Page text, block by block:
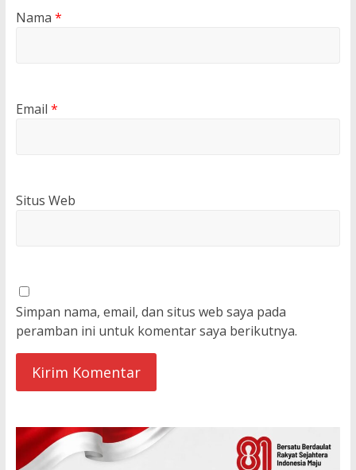
Nama *
Email *
Situs Web
Simpan nama, email, dan situs web saya pada
peramban ini untuk komentar saya berikutnya.